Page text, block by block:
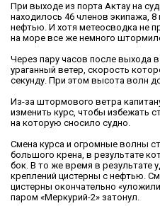
При выходе из порта Актау на
находилось 46 членов экипажа,
нефтью. И хотя метеосводка не
на море все же немного
Через пару часов после выхода
ураганный ветер, скорость
секунду. При этом высота волн
Из-за штормового ветра
изменить курс, чтобы избежать
на которую сносило судно.
Смена курса и огромные волны
большого крена, в результате
бок. В то же время в результате
креплений цистерны с нефтью.
цистерны окончательно
паром «Меркурий-2» затонул.